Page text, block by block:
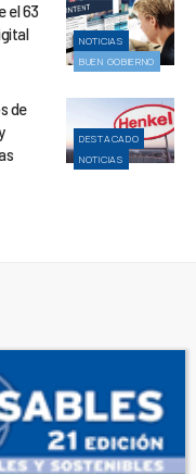
NOTICIAS
BUEN GOBIERNO
el 63
DESTACADO
NOTICIAS
de